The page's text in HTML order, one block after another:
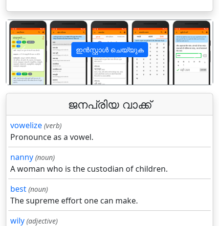
ഇൻസ്റ്റാൾ ചെയ്യുക
पिछला अगला
ജനപ്രിയ വാക്ക്
vowelize (verb)
Pronounce as a vowel.
nanny (noun)
A woman who is the custodian of children.
best (noun)
The supreme effort one can make.
wily (adjective)